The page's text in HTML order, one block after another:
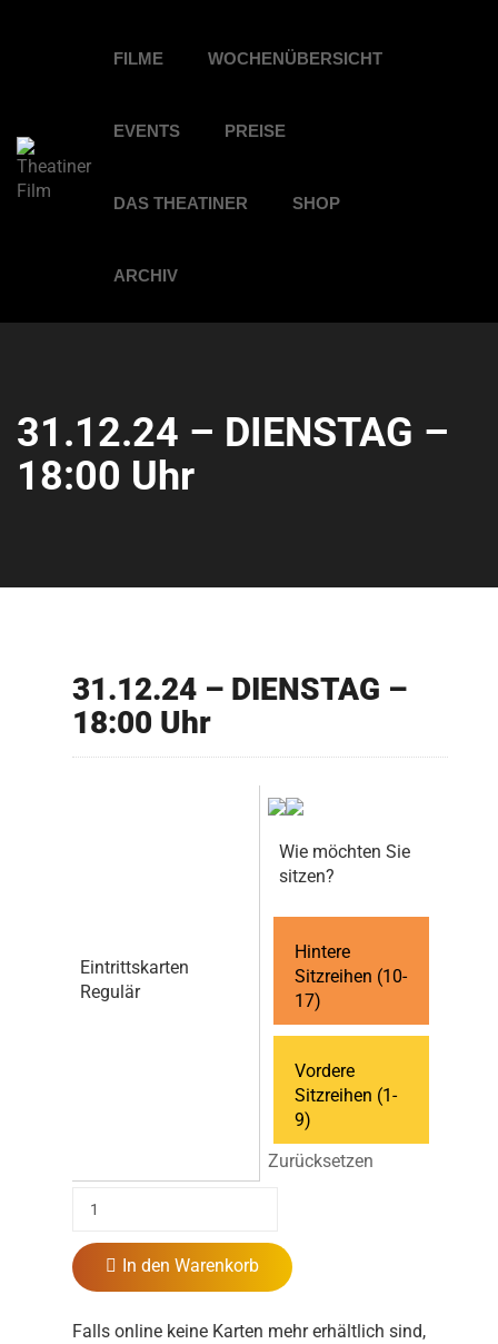
FILME WOCHENÜBERSICHT
EVENTS PREISE
DAS THEATINER SHOP
ARCHIV
31.12.24 – DIENSTAG –
18:00 Uhr
31.12.24 – DIENSTAG –
18:00 Uhr
Eintrittskarten
Regulär
Wie möchten Sie
sitzen?
Hintere
Sitzreihen (10-
17)
Vordere
Sitzreihen (1-
9)
Zurücksetzen
In den Warenkorb
Falls online keine Karten mehr erhältlich sind,